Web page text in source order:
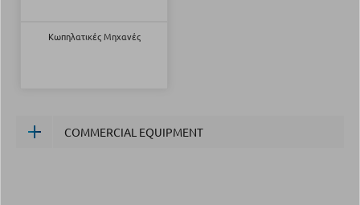
Κωπηλατικές Μηχανές
COMMERCIAL EQUIPMENT